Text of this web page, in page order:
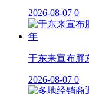
2026-08-07 0
于东来宣布胖
2026-08-07 0